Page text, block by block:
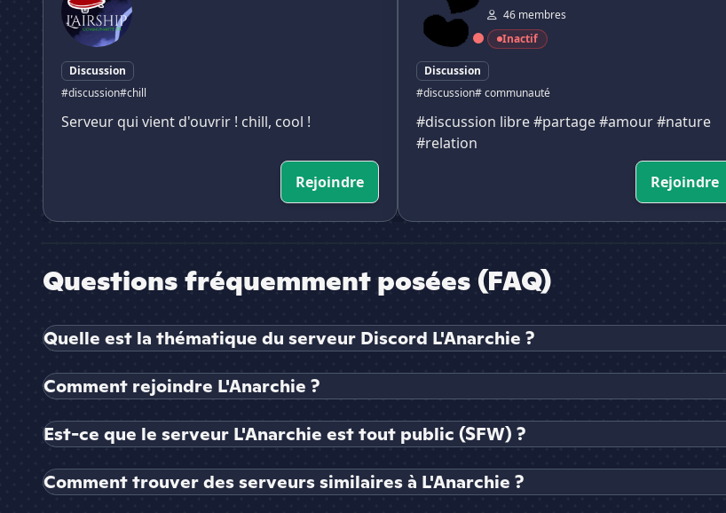
Discussion
#discussion#chill
Serveur qui vient d'ouvrir ! chill, cool !
Rejoindre
46 membres
Inactif
Discussion
#discussion# communauté
#discussion libre #partage #amour #nature
#relation
Rejoindre
Questions fréquemment posées (FAQ)
Quelle est la thématique du serveur Discord L'Anarchie ?
Comment rejoindre L'Anarchie ?
Est-ce que le serveur L'Anarchie est tout public (SFW) ?
Comment trouver des serveurs similaires à L'Anarchie ?